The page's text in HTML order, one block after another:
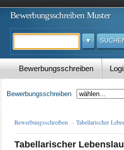
Bewerbungsschreiben Muster
Bewerbungsschreiben
Bewerbungsschreiben
Bewerbungsschreiben »Tabellarischer
Tabellarischer